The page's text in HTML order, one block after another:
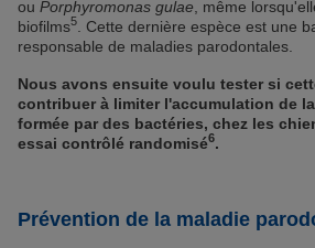
ou Porphyromonas gulae , même
biofilms5
. Cette dernière espèce est une
responsable de maladies parodontales.
Nous avons ensuite voulu tester si
contribuer à limiter l'accumulation de
formée par des bactéries, chez les
essai contrôlé randomisé6.
Prévention de la maladie